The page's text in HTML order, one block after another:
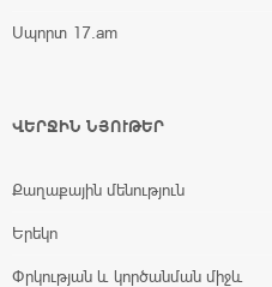
Սպորտ 17.am
ՎԵՐՋԻՆ ՆՅՈՒԹԵՐ
Քաղաքային մենություն
Երեկո
Փրկության և կործանման միջև